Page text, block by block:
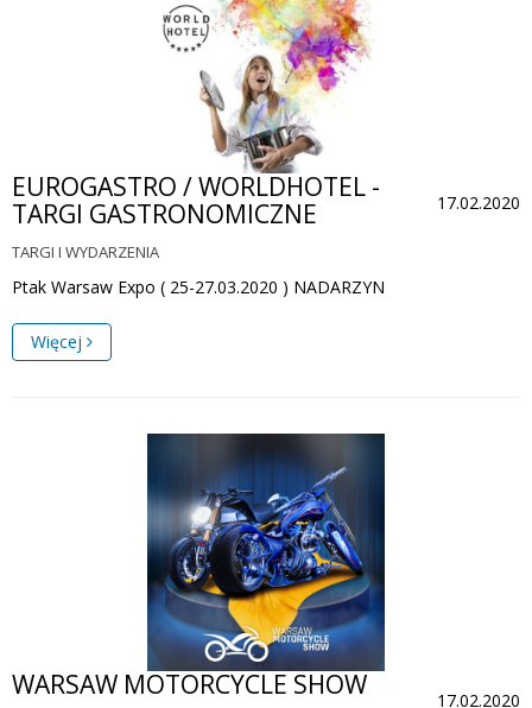
17.02.2020
EUROGASTRO / WORLDHOTEL -
TARGI GASTRONOMICZNE
TARGI I WYDARZENIA
Ptak Warsaw Expo ( 25-27.03.2020 ) NADARZYN
Więcej
17.02.2020
WARSAW MOTORCYCLE SHOW